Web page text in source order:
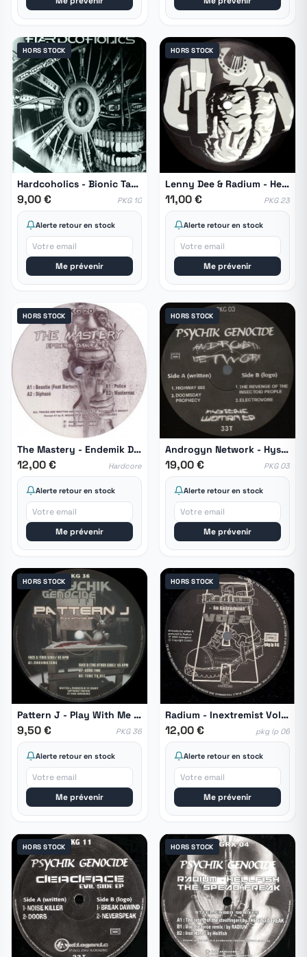
HORS STOCK
Hardcoholics - Bionic Taste EP
9,00 € PKG 10
Alerte retour en stock
Me prévenir
HORS STOCK
Lenny Dee & Radium - Headbanger Boogie
11,00 € PKG 23
Alerte retour en stock
Me prévenir
HORS STOCK
The Mastery - Endemik Damage EP
12,00 € Hardcore
Alerte retour en stock
Me prévenir
HORS STOCK
Androgyn Network - Hysteric Woman EP
19,00 € PKG 03
Alerte retour en stock
Me prévenir
HORS STOCK
Pattern J - Play With Me EP
9,50 € PKG 36
Alerte retour en stock
Me prévenir
HORS STOCK
Radium - Inextremist Vol. 2
12,00 € pkg lp 06
Alerte retour en stock
Me prévenir
HORS STOCK HORS STOCK